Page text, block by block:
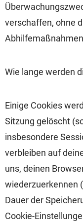
verschaffen, ohne
Wie lange werden
Einige Cookies
Sitzung gelöscht
insbesondere
verbleiben auf
uns, deinen
wiederzuerkennen
Dauer der
Cookie-